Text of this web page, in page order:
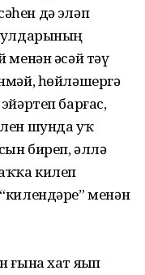
дә эҙләп
улдарының
менән әсәй тәү
һөйләшергә
барғас,
шунда уҡ
биреп, әллә
килеп
менән
ғына хат яҙып